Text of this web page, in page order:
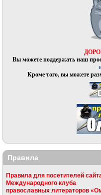
Вы можете поддержать наш
Кроме того, вы можете
Правила
Правила для посетителей
Международного клуба
православных литераторов